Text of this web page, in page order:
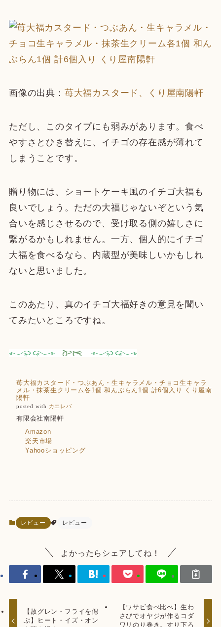
画像の出典： 苺大福カスタード、くり屋南陽軒
ただし、このタイプにも弱みがあります。食べ
やすさとひき替えに、イチゴの存在感が薄れて
しまうことです。
贈り物には、ショートケーキ風のイチゴ大福も
良いでしょう。ただの大福じゃないぞという気
合いを感じさせるので、受け取る側の嬉しさに
繋がるかもしれません。一方、個人的にイチゴ
大福を食べるなら、内蔵型が美味しいかもしれ
ないと思いました。
このあたり、真のイチゴ大福好きの意見を聞い
てみたいところですね。
苺大福カスタード・つぶあん・生キャラメル・チョコ生キャラ
メル・抹茶生クリーム各1個 和んぶらん1個 計6個入り くり屋南
陽軒
posted with カエレバ
有限会社南陽軒
Amazon
楽天市場
Yahooショッピング
レビュー レビュー
よかったらシェアしてね！
【故グレン・フライを偲
ぶ】ヒート・イズ・オン
【ワサビ食べ比べ】生わ
さびでオヤジが作るコダ
ワリのり巻き。すり下ろ